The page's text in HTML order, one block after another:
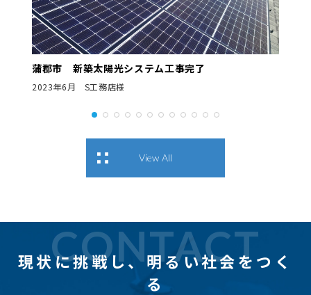
蒲郡市 新築太陽光システム工事完了
2023年6月 S工務店様
View All
CONTACT
現状に挑戦し、明るい社会をつく
る